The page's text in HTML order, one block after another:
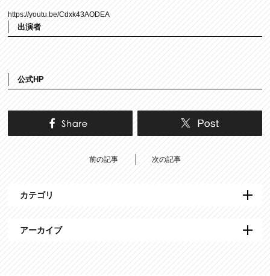
https://youtu.be/Cdxk43AODEA
出演者
公式HP
前の記事 次の記事
カテゴリ
アーカイブ